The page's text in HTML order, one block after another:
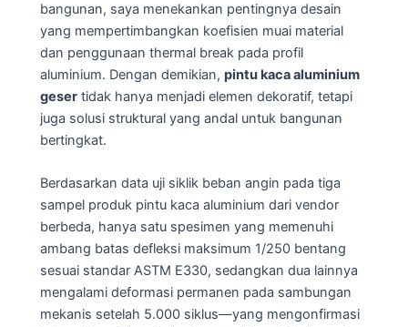
bangunan, saya menekankan pentingnya desain
yang mempertimbangkan koefisien muai material
dan penggunaan thermal break pada profil
aluminium. Dengan demikian, pintu kaca aluminium
geser tidak hanya menjadi elemen dekoratif, tetapi
juga solusi struktural yang andal untuk bangunan
bertingkat.
Berdasarkan data uji siklik beban angin pada tiga
sampel produk pintu kaca aluminium dari vendor
berbeda, hanya satu spesimen yang memenuhi
ambang batas defleksi maksimum 1/250 bentang
sesuai standar ASTM E330, sedangkan dua lainnya
mengalami deformasi permanen pada sambungan
mekanis setelah 5.000 siklus—yang mengonfirmasi